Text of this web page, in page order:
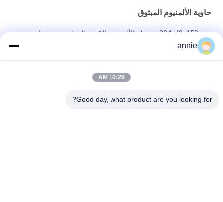
حاوية الألمنيوم المبثوق
204x48x150mm محفظة الألومنيوم الكبيرة المطحومة مع جانب
الحرارة في لون فضي أسود
160*46*150ملم غلاف التبريد من الألومنيوم الأسود المضغوط بالأنوديز
تخصيص حاوية تخزين الطاقة من الألومنيوم مزود الطاقة غلاف من
annie
10:29 AM
Good day, what product are you looking for?